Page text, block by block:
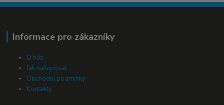
Informace pro zákazníky
O nás
Jak nakupovat
Obchodní podmínky
Kontakty